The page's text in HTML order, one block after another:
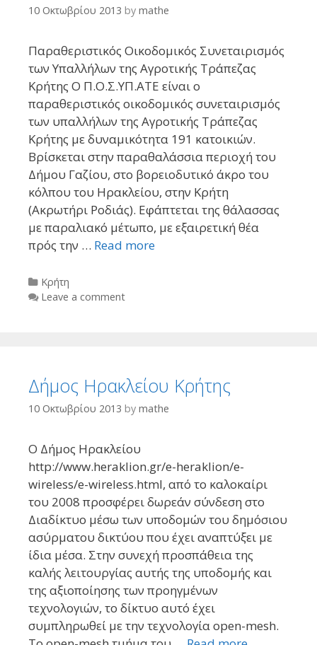
10 Οκτωβρίου 2013 by mathe
Παραθεριστικός Οικοδομικός Συνεταιρισμός
των Υπαλλήλων της Αγροτικής Τράπεζας
Κρήτης Ο Π.Ο.Σ.ΥΠ.ΑΤΕ είναι ο
παραθεριστικός οικοδομικός συνεταιρισμός
των υπαλλήλων της Αγροτικής Τράπεζας
Κρήτης με δυναμικότητα 191 κατοικιών.
Βρίσκεται στην παραθαλάσσια περιοχή του
Δήμου Γαζίου, στο βορειοδυτικό άκρο του
κόλπου του Ηρακλείου, στην Κρήτη
(Aκρωτήρι Pοδιάς). Eφάπτεται της θάλασσας
με παραλιακό μέτωπο, με εξαιρετική θέα
πρός την … Read more
Categories
Kρήτη
Leave a comment
Δήμος Ηρακλείου Κρήτης
10 Οκτωβρίου 2013 by mathe
Ο Δήμος Ηρακλείου
http://www.heraklion.gr/e-heraklion/e-
wireless/e-wireless.html, από το καλοκαίρι
του 2008 προσφέρει δωρεάν σύνδεση στο
Διαδίκτυο μέσω των υποδομών του δημόσιου
ασύρματου δικτύου που έχει αναπτύξει με
ίδια μέσα. Στην συνεχή προσπάθεια της
καλής λειτουργίας αυτής της υποδομής και
της αξιοποίησης των προηγμένων
τεχνολογιών, το δίκτυο αυτό έχει
συμπληρωθεί με την τεχνολογία open-mesh.